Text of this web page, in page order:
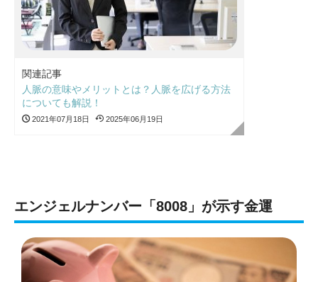
関連記事
人脈の意味やメリットとは？人脈を広げる方法
についても解説！
2021年07月18日 2025年06月19日
エンジェルナンバー「8008」が示す金運